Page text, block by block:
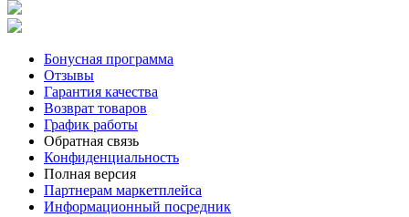
Бонусная программа
Отзывы
Гарантия качества
Возврат товаров
График работы
Обратная связь
Конфиденциальность
Полная версия
Партнерам маркетплейса
Информационный посредник